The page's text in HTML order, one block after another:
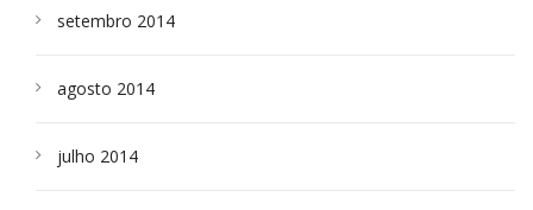
setembro 2014
agosto 2014
julho 2014